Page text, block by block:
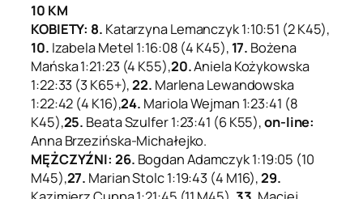
10 KM
KOBIETY: 8. Katarzyna Lemanczyk 1:10:51 (2 K45),
10. Izabela Metel 1:16:08 (4 K45), 17. Bożena
Mańska 1:21:23 (4 K55),20.Aniela Kożykowska
1:22:33 (3 K65+),22. Marlena Lewandowska
1:22:42 (4 K16),24. Mariola Wejman 1:23:41 (8
K45),25. Beata Szulfer 1:23:41 (6 K55),on-line:
Anna Brzezińska-Michałejko.
MĘŻCZYŹNI: 26. Bogdan Adamczyk 1:19:05 (10
M45),27. Marian Stolc 1:19:43 (4 M16),29.